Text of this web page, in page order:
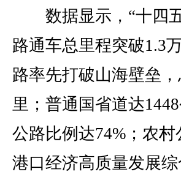
数据显示，“十四五
路通车总里程突破1.3
路率先打破山海壁垒
里；普通国省道达
公路比例达74%；农
港口经济高质量发展